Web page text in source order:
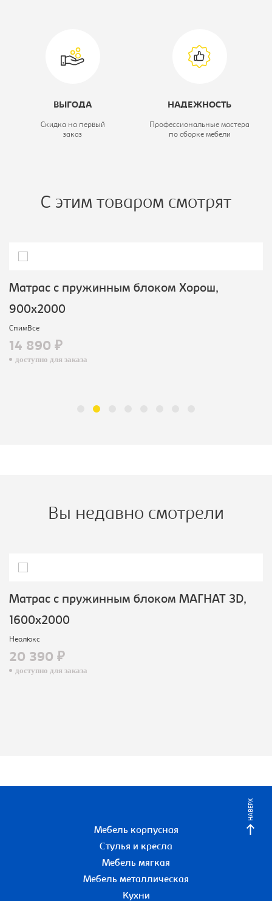
ВЫГОДА
Скидка на первый
заказ
НАДЕЖНОСТЬ
Профессиональные мастера
по сборке мебели
С этим товаром смотрят
Матрас с пружинным блоком Хорош,
900х2000
СпимВсе
14 890 ₽
доступно для заказа
Вы недавно смотрели
Матрас с пружинным блоком МАГНАТ 3D,
1600х2000
Неолюкс
20 390 ₽
доступно для заказа
НАВЕРХ
Мебель корпусная
Стулья и кресла
Мебель мягкая
Мебель металлическая
Кухни